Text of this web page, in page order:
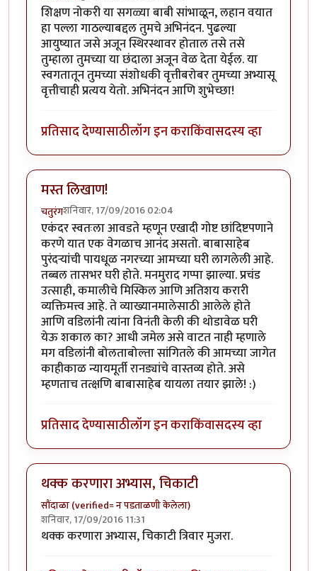
शिक्षण नोकरी या सगळ्या बाबी सांभाळून, लहान वयात
हा पल्ला गाठल्याबद्दल तुमचे अभिनंदन. पुढल्या
आयुष्यात जसे अजून स्थिरस्थावर होताल तसे तसे
तुम्हाला तुमच्या या छंदाला अजून वेळ देता येईल. या
स्वगतातून तुमच्या संशोधकी वृत्तीबरोबर तुमच्या अभ्यासू
वृत्तीचाही प्रत्यय येतो. अभिनंदन आणि शुभेच्छा!
प्रतिसाद देण्यासाठीलॉग इन कराकिंवासदस्य व्हा
मस्त लिखाण!
चतुरंगशनिवार, 17/09/2016 02:04
एकंदर स्वतःला आवडते म्हणून एखादी गोष्ट छांदिष्टपणाने
करणे यात एक वेगळाच आनंद असतो. बाबासाहेब
पुरंदर्‍यांची पायधूळ नगरच्या आमच्या घरी लागलेली आहे.
तब्बल तासभर घरी होते. मनमुराद गप्पा झाल्या. प्रचंड
उत्साही, कमालीचे मिस्किल आणि अतिशय करारी
व्यक्तिमत्त्व आहे. ते व्याख्यानमालेसाठी आलेले होते
आणि वडिलांनी त्यांना विनंती केली की थोडावेळ घरी
येऊ शकाल का? आधी जमेल असे वाटत नाही म्हणाले
मग वडिलांनी बोलताबोल्ता सांगितले की आमच्या जागेत
काहीकाळ न्यायमूर्ती रानड्यांचे वास्तव्य होते. असे
म्हणताच तत्क्षणि बाबासाहेब यायला तयार झाले! :)
प्रतिसाद देण्यासाठीलॉग इन कराकिंवासदस्य व्हा
थक्क करणारा अभ्यास, चिकाटी
सौंदाळा (verified= न पडताळणी केलेला)
शनिवार, 17/09/2016 11:31
थक्क करणारा अभ्यास, चिकाटी त्रिवार मुजरा.